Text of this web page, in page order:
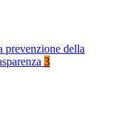
prevenzione della
3